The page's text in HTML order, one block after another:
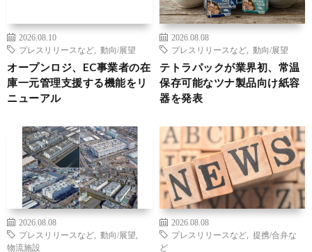
2026.08.10
プレスリリースなど
動向/展望
オープンロジ、EC事業者の在
庫一元管理支援する機能をリ
ニューアル
2026.08.08
プレスリリースなど
動向/展望
テトラパックが業界初、常温
保存可能なツナ製品向け紙容
器を発表
2026.08.08
プレスリリースなど
動向/展望
物流施設
2026.08.08
プレスリリースなど
提携/合弁な
ど